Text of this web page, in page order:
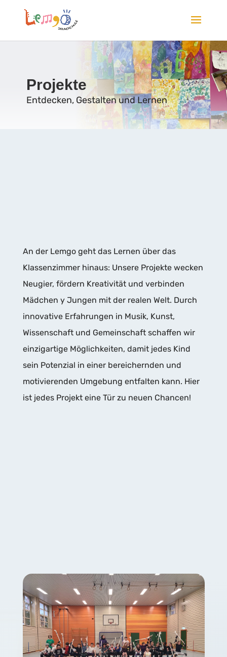
Projekte
Entdecken, Gestalten und Lernen
An der Lemgo geht das Lernen über das
Klassenzimmer hinaus: Unsere Projekte wecken
Neugier, fördern Kreativität und verbinden
Mädchen y Jungen mit der realen Welt. Durch
innovative Erfahrungen in Musik, Kunst,
Wissenschaft und Gemeinschaft schaffen wir
einzigartige Möglichkeiten, damit jedes Kind
sein Potenzial in einer bereichernden und
motivierenden Umgebung entfalten kann. Hier
ist jedes Projekt eine Tür zu neuen Chancen!